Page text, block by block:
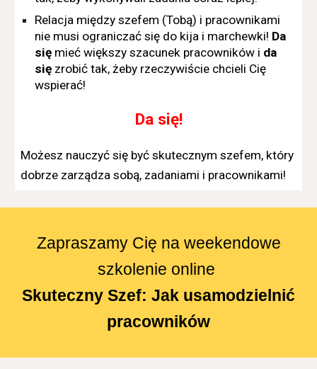
Relacja między szefem (Tobą) i pracownikami
nie musi ograniczać się do kija i marchewki! Da
się mieć większy szacunek pracowników i da
się zrobić tak, żeby rzeczywiście chcieli Cię
wspierać!
Da się!
Możesz nauczyć się być skutecznym szefem, który
dobrze zarządza sobą, zadaniami i pracownikami!
Zapraszamy Cię na weekendowe
szkolenie online
Skuteczny Szef: Jak usamodzielnić
pracowników